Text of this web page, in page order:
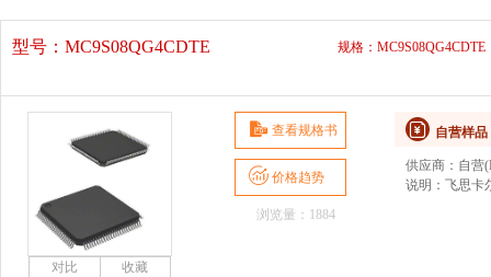
型号： MC9S08QG4CDTE 规格：MC9S08QG4CDTE
查看规格书
价格趋势
浏览量：1884
自营样品
供应商： 自营
说明： 飞思卡